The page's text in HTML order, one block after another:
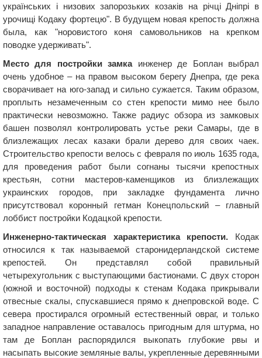
українських і низових запорозьких козаків на річці Дніпрі в
урочищі Кодаку фортецю". В будущем новая крепость должна
была, как "норовистого коня самовольников на крепком
поводке удерживать".
Место для постройки замкаинженер де Боплан выбрал
очень удобное – на правом высоком берегу Днепра, где река
сворачивает на юго-запад и сильно сужается. Таким образом,
проплыть незамеченным со стен крепости мимо нее было
практически невозможно. Также радиус обзора из замковых
башен позволял контролировать устье реки Самары, где в
близлежащих лесах казаки брали дерево для своих чаек.
Строительство крепости велось с февраля по июль 1635 года,
для проведения работ были согнаны тысячи крепостных
крестьян, сотни мастеров-каменщиков из близлежащих
украинских городов, при закладке фундамента лично
присутствовал коронный гетман Конецпольский – главный
лоббист постройки Кодацкой крепости.
Инженерно-тактическая характеристика крепости. Кодак
относился к так называемой старонидерландской системе
крепостей. Он представлял собой правильный
четырехугольник с выступающими бастионами. С двух сторон
(южной и восточной) подходы к стенам Кодака прикрывали
отвесные скалы, спускавшиеся прямо к днепровской воде. С
севера простирался огромный естественный овраг, и только
западное направление оставалось пригодным для штурма, но
там де Боплан распорядился выкопать глубокие рвы и
насыпать высокие земляные валы, укрепленные деревянными